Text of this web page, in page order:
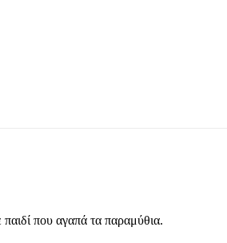
που αγαπά τα παραμύθια.